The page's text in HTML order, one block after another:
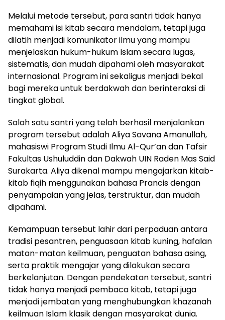
Melalui metode tersebut, para santri tidak hanya
memahami isi kitab secara mendalam, tetapi juga
dilatih menjadi komunikator ilmu yang mampu
menjelaskan hukum-hukum Islam secara lugas,
sistematis, dan mudah dipahami oleh masyarakat
internasional. Program ini sekaligus menjadi bekal
bagi mereka untuk berdakwah dan berinteraksi di
tingkat global.
Salah satu santri yang telah berhasil menjalankan
program tersebut adalah Aliya Savana Amanullah,
mahasiswi Program Studi Ilmu Al-Qur’an dan Tafsir
Fakultas Ushuluddin dan Dakwah UIN Raden Mas Said
Surakarta. Aliya dikenal mampu mengajarkan kitab-
kitab fiqih menggunakan bahasa Prancis dengan
penyampaian yang jelas, terstruktur, dan mudah
dipahami.
Kemampuan tersebut lahir dari perpaduan antara
tradisi pesantren, penguasaan kitab kuning, hafalan
matan-matan keilmuan, penguatan bahasa asing,
serta praktik mengajar yang dilakukan secara
berkelanjutan. Dengan pendekatan tersebut, santri
tidak hanya menjadi pembaca kitab, tetapi juga
menjadi jembatan yang menghubungkan khazanah
keilmuan Islam klasik dengan masyarakat dunia.